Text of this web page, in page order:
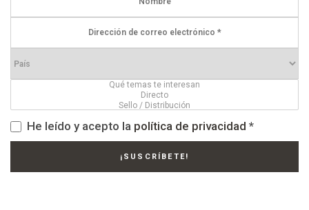
He leído y acepto la política de privacidad *